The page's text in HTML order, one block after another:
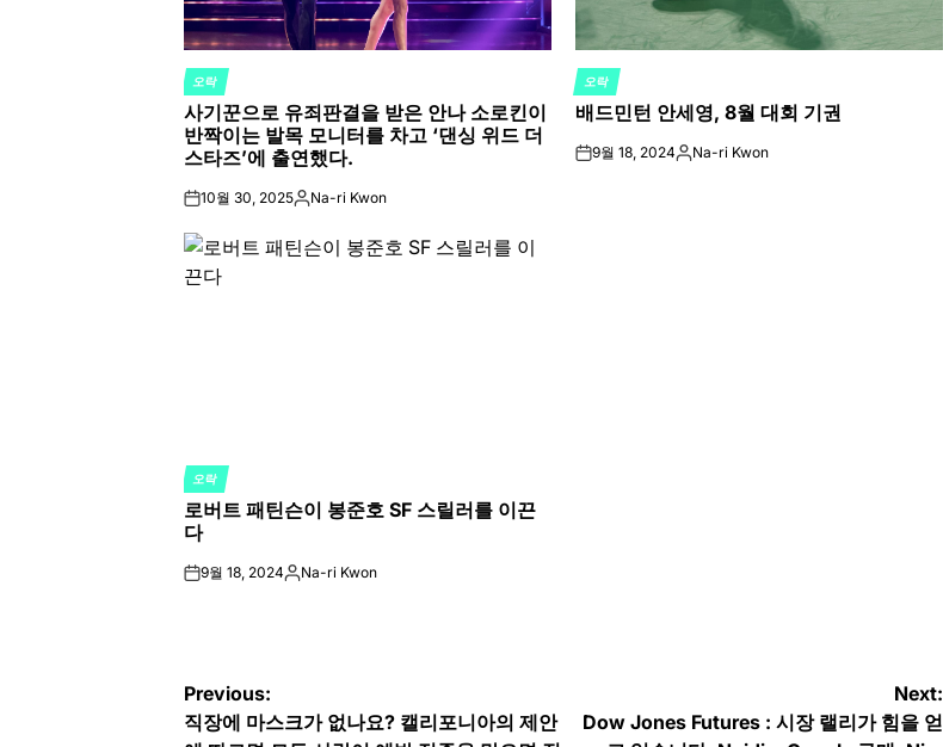
POSTED
IN
오락
사기꾼으로 유죄판결을 받은 안나 소로킨이
반짝이는 발목 모니터를 차고 ‘댄싱 위드 더
스타즈’에 출연했다.
on10월 30, 2025Posted
Na-ri Kwon
POSTED
IN
오락
배드민턴 안세영, 8월 대회 기권
on9월 18, 2024Posted
Na-ri Kwon
POSTED
IN
오락
로버트 패틴슨이 봉준호 SF 스릴러를 이끈
다
on9월 18, 2024Posted
Na-ri Kwon
글
Previous:
직장에 마스크가 없나요? 캘리포니아의 제안
Next:
Dow Jones Futures : 시장 랠리가 힘을 얻